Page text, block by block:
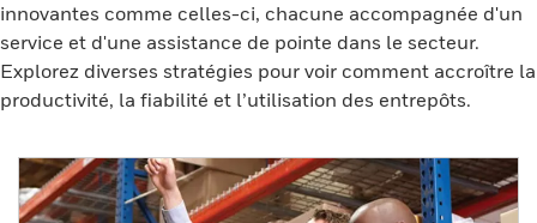
innovantes comme celles-ci, chacune accompagnée d'un
service et d'une assistance de pointe dans le secteur.
Explorez diverses stratégies pour voir comment accroître la
productivité, la fiabilité et l’utilisation des entrepôts.